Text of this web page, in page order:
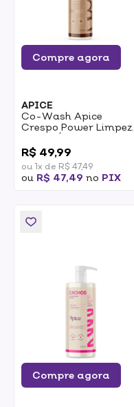
Compre agora
APICE
Co-Wash Apice
Crespo Power Limpeza
Suave Óleo De Rícino E
Manteiga De Karité
300ml
R$ 49,99
ou 1x de R$ 47,49
ou R$ 47,49 no PIX
Compre agora